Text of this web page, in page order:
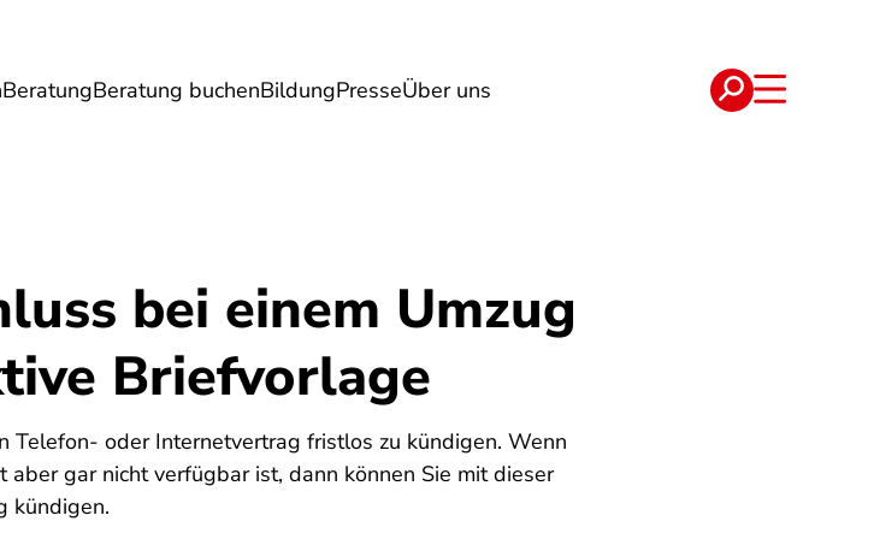
BeratungBeratung buchenBildungPresseÜber uns
Energie Reise Verträge
bei einem Umzug
Briefvorlage
Telefon- oder Internetvertrag fristlos zu kündigen. Wenn
gar nicht verfügbar ist, dann können Sie mit dieser
kündigen.